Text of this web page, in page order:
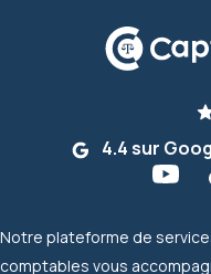
4.4 sur
Notre plateforme de
comptables vous